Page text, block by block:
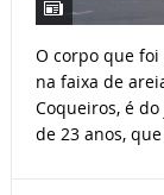
O corpo que
na faixa de
Coqueiros, é
de 23 anos,